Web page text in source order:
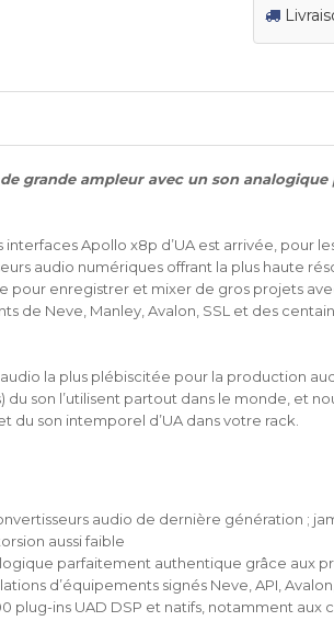
grande ampleur avec un son
Apollo x8p d’UA est arrivée, pour
audio numériques offrant la plus haute
pour enregistrer et mixer de gros projets
de Neve, Manley, Avalon, SSL et des
audio la plus plébiscitée pour la production
du son l’utilisent partout dans le monde, et
du son intemporel d’UA dans votre rack.
audio de dernière génération ;
aussi faible
parfaitement authentique grâce aux
d’équipements signés Neve, API,
plug-ins UAD DSP et natifs, notamment aux